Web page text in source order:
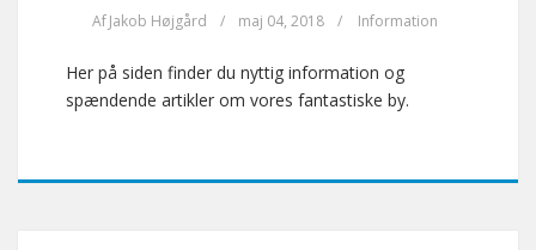
AfJakob Højgård / maj 04, 2018 / Information
Her på siden finder du nyttig information og
spændende artikler om vores fantastiske by.